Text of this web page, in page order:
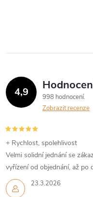
l
d
a
c
í
p
r
4,9
998 hodnocení
Zobrazit recenze
23.3.2026
+ Rychlost, spolehlivost
Velmi solidní jednání se
vyřízení od objednání, až po